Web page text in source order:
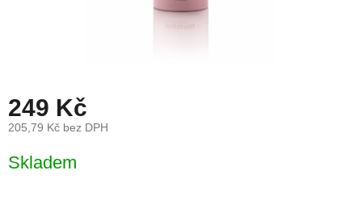
249 Kč
205,79 Kč bez DPH
cena:
Skladem